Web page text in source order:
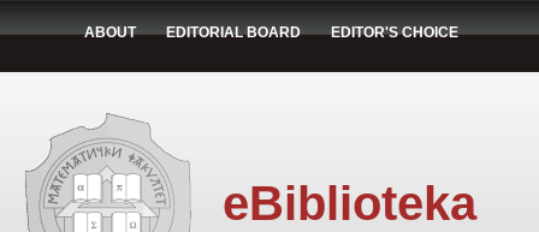
ABOUT EDITORIAL BOARD EDITOR'S CHOICE
eBiblioteka